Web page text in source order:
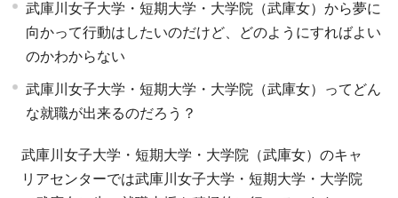
武庫川女子大学・短期大学・大学院（武庫女）から夢に
向かって行動はしたいのだけど、どのようにすればよい
のかわからない
武庫川女子大学・短期大学・大学院（武庫女）ってどん
な就職が出来るのだろう？
武庫川女子大学・短期大学・大学院（武庫女）のキャ
リアセンターでは武庫川女子大学・短期大学・大学院